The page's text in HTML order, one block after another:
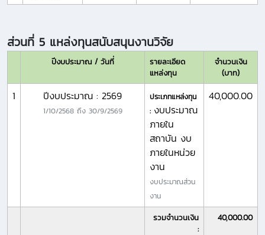
ส่วนที่ 5 แหล่งทุนสนับสนุนงานวิจัย
ปีงบประมาณ / วันที่
รายละเอียด
แหล่งทุน
จำนวนเงิน
(บาท)
1 ปีงบประมาณ : 2569
1/10/2568ถึง 30/9/2569
ประเภทแหล่งทุน
: งบประมาณ
ภายใน
สถาบัน งบ
ภายในหน่วย
งาน
งบประมาณส่วน
งาน
40,000.00
รวมจำนวนเงิน
:
40,000.00